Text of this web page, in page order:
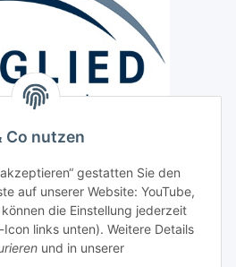
Co nutzen
gestatten Sie den
auf unserer Website: YouTube,
die Einstellung jederzeit
links unten). Weitere Details
und in unserer
im Umkreis von ca. 60 Km